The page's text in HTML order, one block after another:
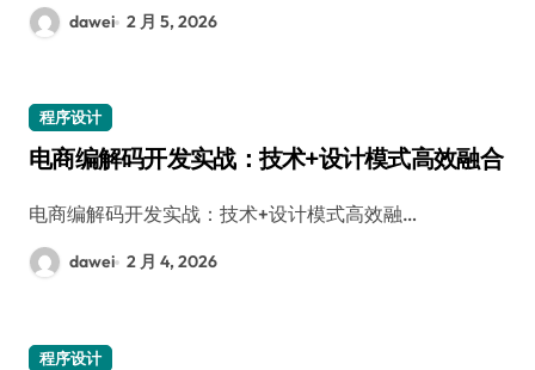
dawei 2 月 5, 2026
程序设计
电商编解码开发实战：技术+设计模式高效融合
电商编解码开发实战：技术+设计模式高效融…
dawei 2 月 4, 2026
程序设计